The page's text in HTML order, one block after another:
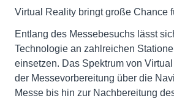
Virtual Reality bringt große Chance
Entlang des Messebesuchs lässt
Technologie an zahlreichen
einsetzen. Das Spektrum von
der Messevorbereitung über die
Messe bis hin zur Nachbereitung